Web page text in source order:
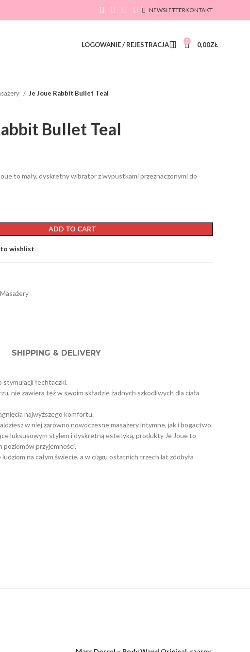
NEWSLETTERKONTAKT
LOGOWANIE / REJESTRACJA 0 0,00ZŁ
Je Joue Rabbit Bullet Teal
Bullet Teal
to mały, dyskretny wibrator z wypustkami przeznaczonymi do
ADD TO CART
wishlist
SHIPPING & DELIVERY
łechtaczki.
nie zawiera też w swoim składzie żadnych szkodliwych dla ciała
najwyższego komfortu.
w niej zarówno nowoczesne masażery intymne, jak i bogactwo
luksusowym stylem i dyskretną estetyką, produkty Je Joue to
przyjemności.
na całym świecie, a w ciągu ostatnich trzech lat zdobyła